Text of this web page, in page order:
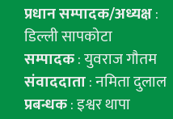
प्रधान सम्पादक/अध्यक्ष:
डिल्ली सापकोटा
सम्पादक: युवराज गाैतम
संवाददाता: नमिता दुलाल
प्रबन्धक: इश्वर थापा